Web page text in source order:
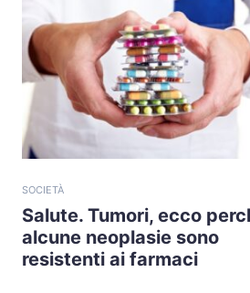
SOCIETÀ
Salute. Tumori, ecco
alcune neoplasie sono
resistenti ai farmaci